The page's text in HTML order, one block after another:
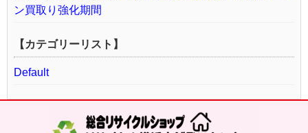
ン買取り強化期間
【カテゴリーリスト】
Default